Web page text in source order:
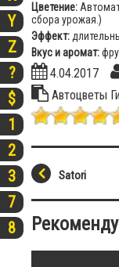
Y
Z
?
$
1
2
3
7
8
Цветение:
сбора урожая.)
Эффект:
Вкус и аромат:
4.04.2017
Автоцветы
Satori